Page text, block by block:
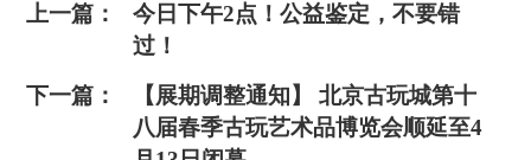
上一篇：
今日下午2点！公益鉴定，不要错
过！
下一篇：
【展期调整通知】 北京古玩城第十
八届春季古玩艺术品博览会顺延至4